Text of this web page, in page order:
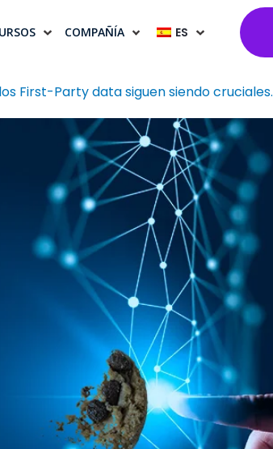
COMPAÑÍA ES
First-Party data siguen siendo cruciales.